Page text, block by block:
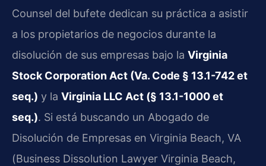
Counsel del bufete dedican su práctica a asistir
a los propietarios de negocios durante la
disolución de sus empresas bajo la Virginia
Stock Corporation Act (Va. Code § 13.1-742 et
seq.) y la Virginia LLC Act (§ 13.1-1000 et
seq.). Si está buscando un Abogado de
Disolución de Empresas en Virginia Beach, VA
(Business Dissolution Lawyer Virginia Beach,